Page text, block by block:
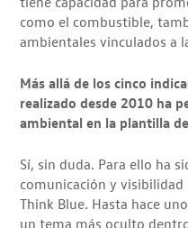
como el combustible,
ambientales vinculados a
Más allá de los cinco
realizado desde 2010 ha
ambiental en la plantilla
Sí, sin duda. Para ello ha
comunicación y
Think Blue. Hasta hace
un tema más oculto